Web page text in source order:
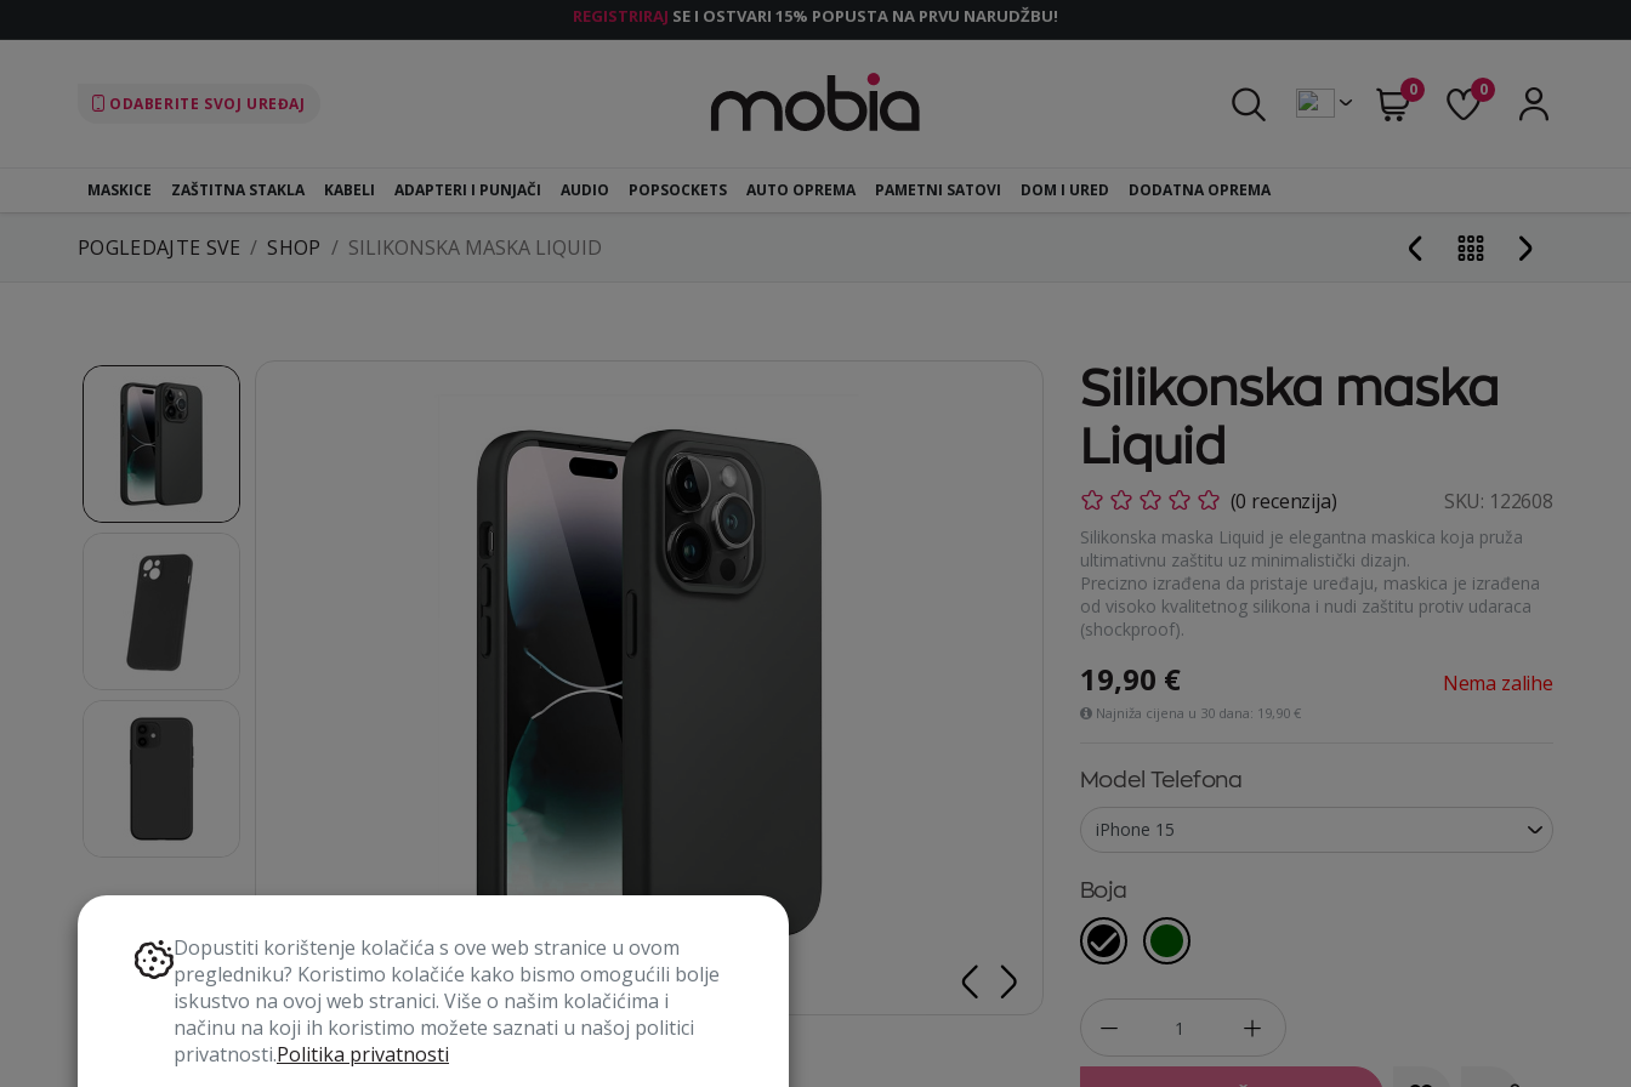
REGISTRIRAJ SE I OSTVARI 15% POPUSTA NA PRVU NARUDŽBU!
ODABERITE SVOJ UREĐAJ
0 0
MASKICE ZAŠTITNA STAKLA KABELI ADAPTERI I PUNJAČI AUDIO POPSOCKETS AUTO OPREMA PAMETNI SATOVI DOM I URED DODATNA OPREMA
POGLEDAJTE SVE SHOP SILIKONSKA MASKA LIQUID
Silikonska maska
Liquid
(0 recenzija) SKU: 122608
Silikonska maska Liquid je elegantna maskica koja pruža
ultimativnu zaštitu uz minimalistički dizajn.
Precizno izrađena da pristaje uređaju, maskica je izrađena
od visoko kvalitetnog silikona i nudi zaštitu protiv udaraca
(shockproof).
19,90 €
Najniža cijena u 30 dana: 19,90 €
Nema zalihe
Model Telefona
Boja
Dopustiti korištenje kolačića s ove web stranice u ovom
pregledniku? Koristimo kolačiće kako bismo omogućili bolje
iskustvo na ovoj web stranici. Više o našim kolačićima i
načinu na koji ih koristimo možete saznati u našoj politici
privatnosti.Politika privatnosti